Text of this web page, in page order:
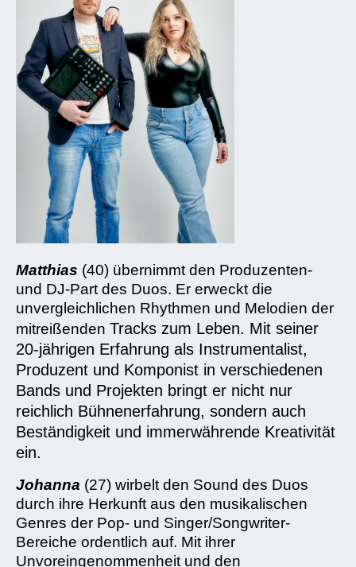
Matthias (40) übernimmt den Produzenten-
und DJ-Part des Duos. Er erweckt die
unvergleichlichen Rhythmen und Melodien der
mitreißenden Tracks zum Leben. Mit seiner
20-jährigen Erfahrung als Instrumentalist,
Produzent und Komponist in verschiedenen
Bands und Projekten bringt er nicht nur
reichlich Bühnenerfahrung, sondern auch
Beständigkeit und immerwährende Kreativität
ein.
Johanna (27) wirbelt den Sound des Duos
durch ihre Herkunft aus den musikalischen
Genres der Pop- und Singer/Songwriter-
Bereiche ordentlich auf. Mit ihrer
Unvoreingenommenheit und den